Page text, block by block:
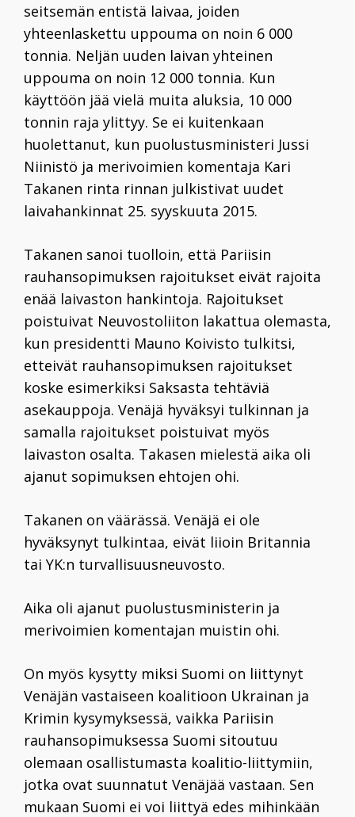
seitsemän entistä laivaa, joiden
yhteenlaskettu uppouma on noin 6 000
tonnia. Neljän uuden laivan yhteinen
uppouma on noin 12 000 tonnia. Kun
käyttöön jää vielä muita aluksia, 10 000
tonnin raja ylittyy. Se ei kuitenkaan
huolettanut, kun puolustusministeri Jussi
Niinistö ja merivoimien komentaja Kari
Takanen rinta rinnan julkistivat uudet
laivahankinnat 25. syyskuuta 2015.
Takanen sanoi tuolloin, että Pariisin
rauhansopimuksen rajoitukset eivät rajoita
enää laivaston hankintoja. Rajoitukset
poistuivat Neuvostoliiton lakattua olemasta,
kun presidentti Mauno Koivisto tulkitsi,
etteivät rauhansopimuksen rajoitukset
koske esimerkiksi Saksasta tehtäviä
asekauppoja. Venäjä hyväksyi tulkinnan ja
samalla rajoitukset poistuivat myös
laivaston osalta. Takasen mielestä aika oli
ajanut sopimuksen ehtojen ohi.
Takanen on väärässä. Venäjä ei ole
hyväksynyt tulkintaa, eivät liioin Britannia
tai YK:n turvallisuusneuvosto.
Aika oli ajanut puolustusministerin ja
merivoimien komentajan muistin ohi.
On myös kysytty miksi Suomi on liittynyt
Venäjän vastaiseen koalitioon Ukrainan ja
Krimin kysymyksessä, vaikka Pariisin
rauhansopimuksessa Suomi sitoutuu
olemaan osallistumasta koalitio-liittymiin,
jotka ovat suunnatut Venäjää vastaan. Sen
mukaan Suomi ei voi liittyä edes mihinkään